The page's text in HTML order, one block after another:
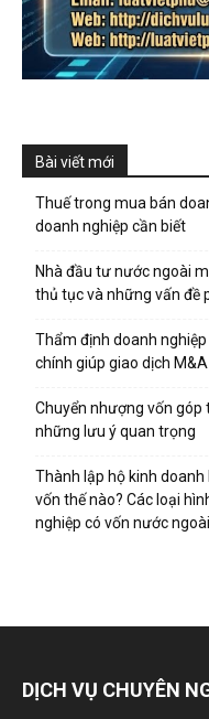
Bài viết mới
Thuế trong mua bán
doanh nghiệp cần biết
Nhà đầu tư nước ngoài
thủ tục và những vấn đề
Thẩm định doanh
chính giúp giao dịch
Chuyển nhượng vốn góp
những lưu ý quan trọng
Thành lập hộ kinh doanh
vốn thế nào? Các loại
nghiệp có vốn nước ngoài
DỊCH VỤ CHUYÊN